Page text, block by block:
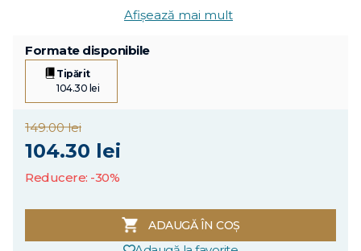
Afișează mai mult
Formate disponibile
Tipărit
104.30 lei
149.00 lei
104.30 lei
Reducere: -30%
ADAUGĂ ÎN COȘ